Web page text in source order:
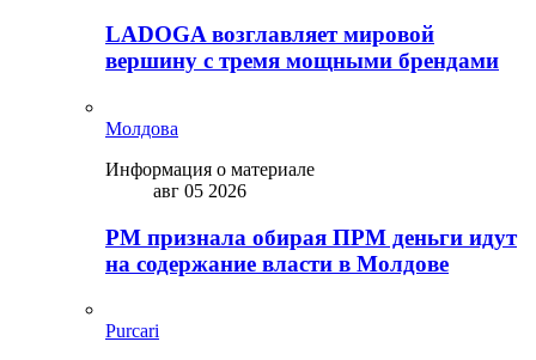
LADOGA возглавляет мировой
вершину с тремя мощными брендами
Молдова
Информация о материале
авг 05 2026
PM признала обирая ПРМ деньги идут
на содержание власти в Молдове
Purcari